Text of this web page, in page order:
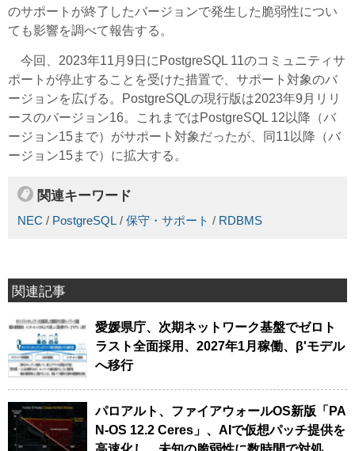
のサポートが終了したバージョンで発生した脆弱性につい
ても影響を調べて報告する。
今回、2023年11月9日にPostgreSQL 11のコミュニティサ
ポートが停止することを受けた措置で、サポート対象のバ
ージョンを広げる。PostgreSQLの現行版は2023年9月リリ
ースのバージョン16。これまではPostgreSQL 12以降（バ
ージョン15まで）がサポート対象だったが、同11以降（バ
ージョン15まで）に拡大する。
関連キーワード
NEC / PostgreSQL / 保守・サポート / RDBMS
関連記事
愛媛県庁、次期ネットワーク基盤でゼロト
ラスト全面採用、2027年1月稼働、β'モデル
へ移行
パロアルト、ファイアウォールOS新版「PA
N-OS 12.2 Ceres」、AIで仮想パッチ提供を